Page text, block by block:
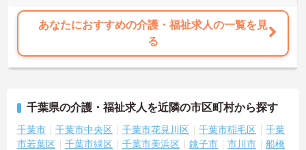
あなたにおすすめの介護・福祉求人の一覧を見
る
千葉県の介護・福祉求人を近隣の市区町村から探す
千葉市 千葉市中央区 千葉市花見川区 千葉市稲毛区
千葉
市若葉区
千葉市緑区 千葉市美浜区 銚子市 市川市
船橋